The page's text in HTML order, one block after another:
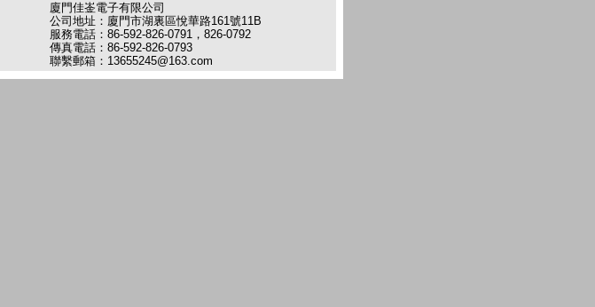
廈門佳崟電子有限公司
公司地址：廈門市湖裏區悅華路161號11B
服務電話：86-592-826-0791，826-0792
傳真電話：86-592-826-0793
聯繫郵箱： 13655245@163.com